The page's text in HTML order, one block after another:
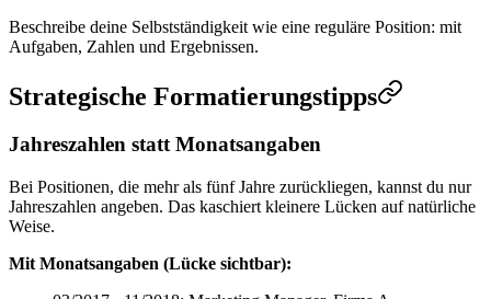
Beschreibe deine Selbstständigkeit wie eine reguläre Position: mit
Aufgaben, Zahlen und Ergebnissen.
Strategische Formatierungstipps
Jahreszahlen statt Monatsangaben
Bei Positionen, die mehr als fünf Jahre zurückliegen, kannst du nur
Jahreszahlen angeben. Das kaschiert kleinere Lücken auf natürliche
Weise.
Mit Monatsangaben (Lücke sichtbar):